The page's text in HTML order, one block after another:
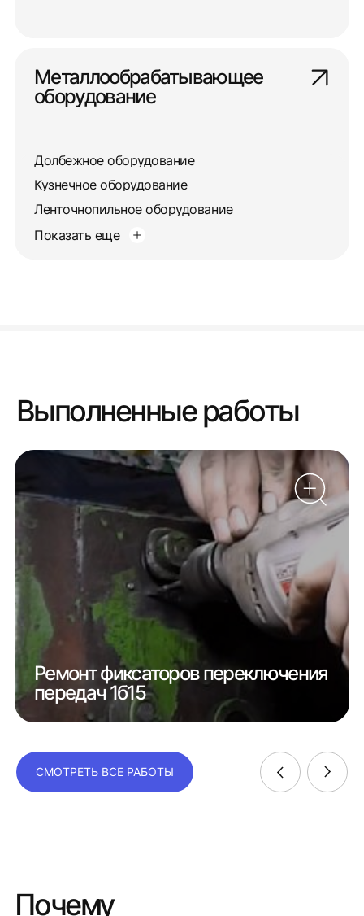
Металлообрабатывающее
оборудование
Долбежное оборудование
Кузнечное оборудование
Ленточнопильное оборудование
Показать еще
Выполненные работы
Ремонт фиксаторов переключения
передач 1б15
СМОТРЕТЬ ВСЕ РАБОТЫ
Почему